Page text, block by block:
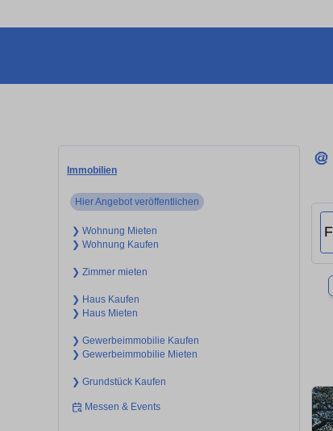
Immobilien
Hier Angebot veröffentlichen
❯ Wohnung Mieten
❯ Wohnung Kaufen
❯ Zimmer mieten
❯ Haus Kaufen
❯ Haus Mieten
❯ Gewerbeimmobilie Kaufen
❯ Gewerbeimmobilie Mieten
❯ Grundstück Kaufen
Messen & Events